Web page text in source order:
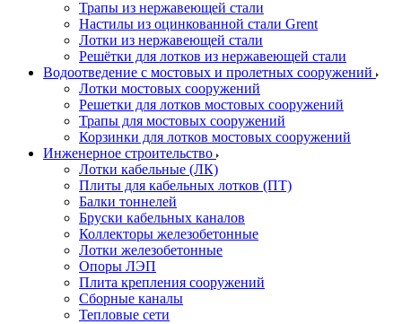
Трапы из нержавеющей стали
Настилы из оцинкованной стали Grent
Лотки из нержавеющей стали
Решётки для лотков из нержавеющей стали
Водоотведение с мостовых и пролетных сооружений
Лотки мостовых сооружений
Решетки для лотков мостовых сооружений
Трапы для мостовых сооружений
Корзинки для лотков мостовых сооружений
Инженерное строительство
Лотки кабельные (ЛК)
Плиты для кабельных лотков (ПТ)
Балки тоннелей
Бруски кабельных каналов
Коллекторы железобетонные
Лотки железобетонные
Опоры ЛЭП
Плита крепления сооружений
Сборные каналы
Тепловые сети